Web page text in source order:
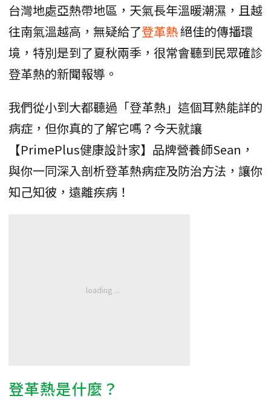
台灣地處亞熱帶地區，天氣長年溫暖潮濕，且越
往南氣溫越高，無疑給了登革熱絕佳的傳播環
境，特別是到了夏秋兩季，很常會聽到民眾確診
登革熱的新聞報導。
我們從小到大都聽過「登革熱」這個耳熟能詳的
病症，但你真的了解它嗎？今天就讓
【PrimePlus健康設計家】品牌營養師Sean，
與你一同深入剖析登革熱病症及防治方法，讓你
知己知彼，遠離疾病！
登革熱是什麼？